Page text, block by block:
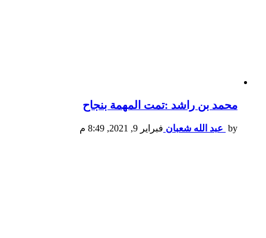
محمد بن راشد :تمت المهمة بنجاح
by عبد الله شعبان فبراير 9, 2021, 8:49 م